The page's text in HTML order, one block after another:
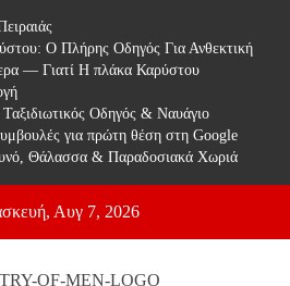
Ο Πλήρης Οδηγός Για Ανθεκτική
— Γιατί Η πλάκα Καρύστου
Οδηγός & Ναυάγιο
για πρώτη θέση στη Google
Θάλασσα & Παραδοσιακά Χωριά
Αυγ 7, 2026